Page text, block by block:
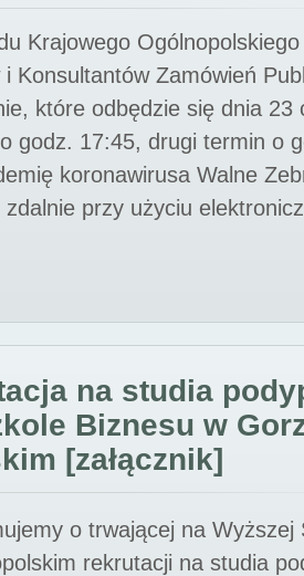
Krajowego
Konsultantów Zamówień
które odbędzie się dnia 23
godz. 17:45, drugi termin o
koronawirusa Walne
przy użyciu
na studia
Biznesu w
[załącznik]
o trwającej na Wyższej
rekrutacji na studia